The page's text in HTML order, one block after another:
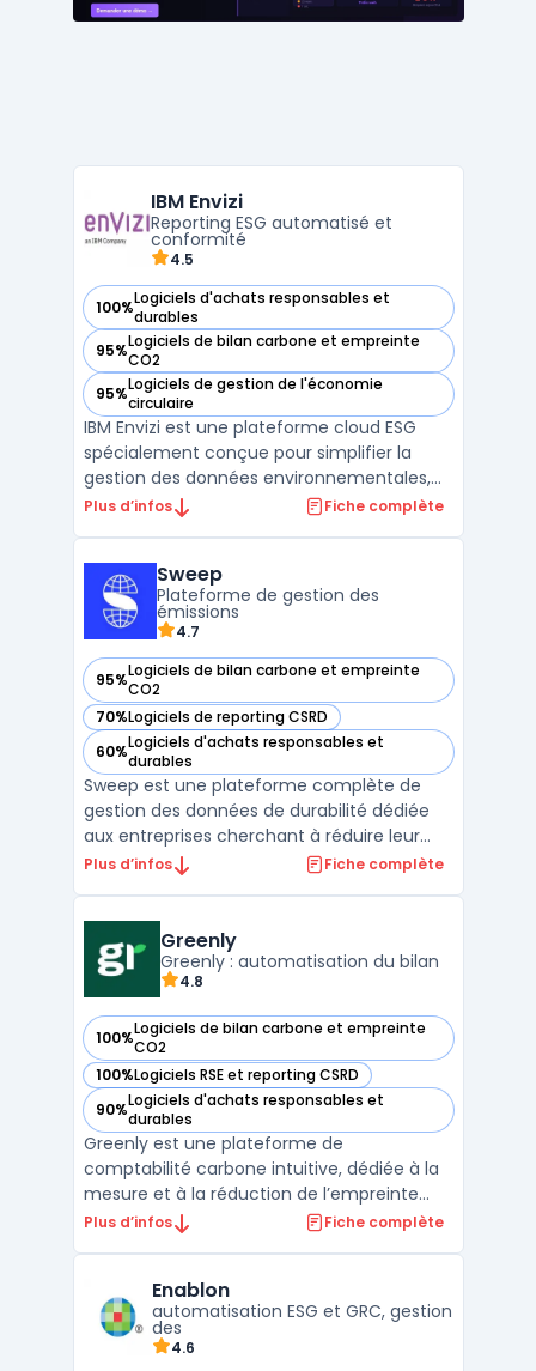
IBM Envizi
Reporting ESG automatisé et
conformité
4.5
100%Logiciels d'achats responsables et
durables
— voir IBM Envizi dans cette catégorie
95%Logiciels de bilan carbone et empreinte
CO2
— voir IBM Envizi dans cette catégorie
95%Logiciels de gestion de l'économie
circulaire
— voir IBM Envizi dans cette catégorie
IBM Envizi est une plateforme cloud ESG
spécialement conçue pour simplifier la
gestion des données environnementales,
sociales et de gouvernance (ESG). Avec
Envizi automatise la collecte de plus de 500
types de données, ...
Plus d’infos Fiche complète
Sweep
Plateforme de gestion des
émissions
4.7
95%Logiciels de bilan carbone et empreinte
CO2
— voir Sweep dans cette catégorie
70%Logiciels de reporting CSRD
— voir Sweep dans cette catégorie
60%Logiciels d'achats responsables et
durables
— voir Sweep dans cette catégorie
Sweep est une plateforme complète de
gestion des données de durabilité dédiée
aux entreprises cherchant à réduire leur
empreinte carbone tout en se conformant
émissions carbone, couvrant à la fois les
émissions dire ...
Plus d’infos Fiche complète
Greenly
Greenly : automatisation du bilan
4.8
100%Logiciels de bilan carbone et empreinte
CO2
— voir Greenly dans cette catégorie
100%Logiciels RSE et reporting CSRD
— voir Greenly dans cette catégorie
90%Logiciels d'achats responsables et
durables
— voir Greenly dans cette catégorie
Greenly est une plateforme de
comptabilité carbone intuitive, dédiée à la
mesure et à la réduction de l’empreinte
carbone des entreprises. Elle s’intègre
données variées (consommation
énergétique, déplacements, etc.), perm ...
Plus d’infos Fiche complète
Enablon
automatisation ESG et GRC, gestion
des
4.6